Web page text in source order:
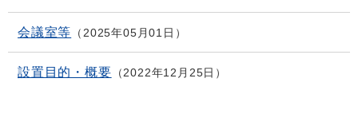
会議室等 2025年05月01日
設置目的・概要 2022年12月25日